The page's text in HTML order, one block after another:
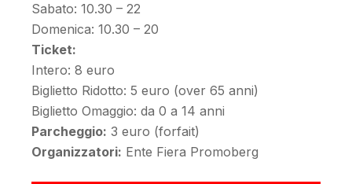
Sabato: 10.30 – 22
Domenica: 10.30 – 20
Ticket:
Intero: 8 euro
Biglietto Ridotto: 5 euro (over 65 anni)
Biglietto Omaggio: da 0 a 14 anni
Parcheggio: 3 euro (forfait)
Organizzatori: Ente Fiera Promoberg